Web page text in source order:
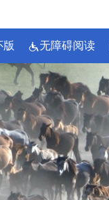
版 无障碍阅读